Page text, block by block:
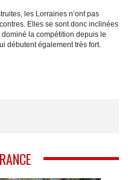
les Lorraines n’ont pas
Elles se sont donc inclinées
la compétition depuis le
débutent également très fort.